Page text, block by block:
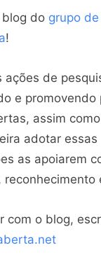
blog do grupo
!
ações de
e promovendo
assim
adotar
as apoiarem
reconhecimento
com o blog,